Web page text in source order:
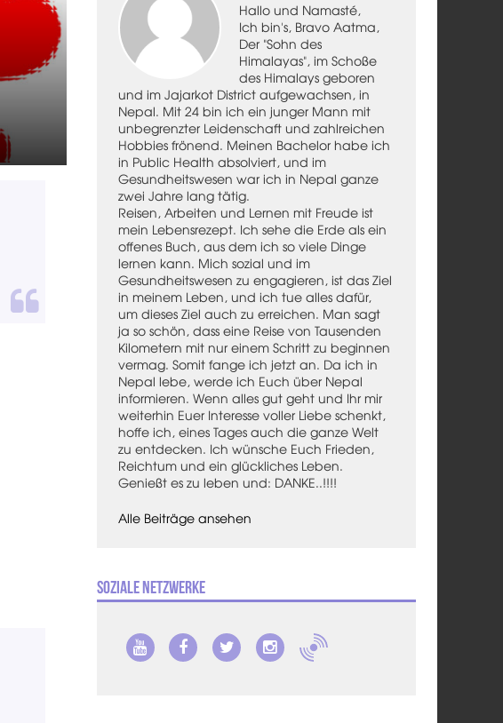
Hallo und Namasté,
Ich bin's, Bravo Aatma,
Der "Sohn des
Himalayas", im Schoße
des Himalays geboren
und im Jajarkot District aufgewachsen, in
Nepal. Mit 24 bin ich ein junger Mann mit
unbegrenzter Leidenschaft und zahlreichen
Hobbies frönend. Meinen Bachelor habe ich
in Public Health absolviert, und im
Gesundheitswesen war ich in Nepal ganze
zwei Jahre lang tätig.
Reisen, Arbeiten und Lernen mit Freude ist
mein Lebensrezept. Ich sehe die Erde als ein
offenes Buch, aus dem ich so viele Dinge
lernen kann. Mich sozial und im
Gesundheitswesen zu engagieren, ist das Ziel
in meinem Leben, und ich tue alles dafür,
um dieses Ziel auch zu erreichen. Man sagt
ja so schön, dass eine Reise von Tausenden
Kilometern mit nur einem Schritt zu beginnen
vermag. Somit fange ich jetzt an. Da ich in
Nepal lebe, werde ich Euch über Nepal
informieren. Wenn alles gut geht und Ihr mir
weiterhin Euer Interesse voller Liebe schenkt,
hoffe ich, eines Tages auch die ganze Welt
zu entdecken. Ich wünsche Euch Frieden,
Reichtum und ein glückliches Leben.
Genießt es zu leben und: DANKE..!!!!
Alle Beiträge ansehen
Soziale Netzwerke